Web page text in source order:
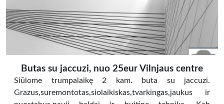
Butas su jaccuzi, nuo 25eur Vilnjaus centre
Siūlome trumpalaikę 2 kam. buta su jaccuzi.
Grazus,suremontotas,siolaikiskas,tvarkingas,jaukus ir